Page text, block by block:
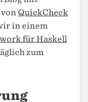
QuickCheck
in einem
für Haskell
zum